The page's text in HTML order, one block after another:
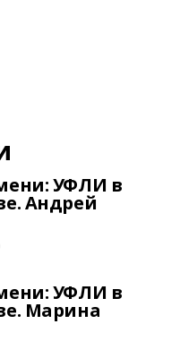
УФЛИ в
Андрей
УФЛИ в
Марина